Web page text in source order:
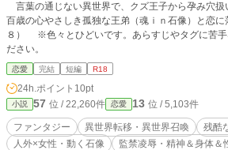
言葉の通じない異世界で、クズ王子から孕み穴扱
百歳の心やさしき孤独な王弟（魂ｉｎ石像）と恋に
８） ※色々とひどいです。あらすじやタグに苦手なものがある方はご注意く
ださい。
恋愛 完結 短編 R18
24h.ポイント 10pt
小説 57 位 / 22,260件 恋愛 13 位 / 5,103件
ファンタジー 異世界転移・異世界召喚
残酷
人外×女性・動く石像
監禁凌辱・精神＆身体＆